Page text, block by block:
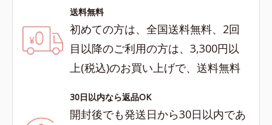
送料無料
初めての方は、全国送料無料、2回
目以降のご利用の方は、3,300円以
上(税込)のお買い上げで、送料無料
30日以内なら返品OK
開封後でも発送日から30日以内であ